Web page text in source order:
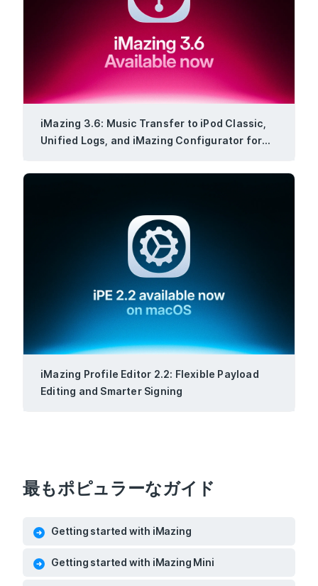
iMazing 3.6: Music Transfer to iPod Classic,
Unified Logs, and iMazing Configurator for
iMazing Profile Editor 2.2: Flexible Payload
Editing and Smarter Signing
最もポピュラーなガイド
Getting started with iMazing
Getting started with iMazing Mini